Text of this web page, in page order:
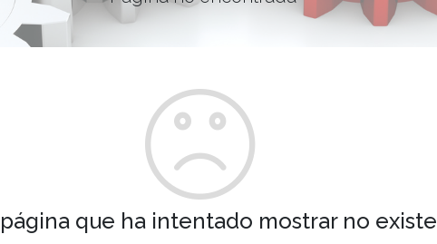
que ha intentado mostrar no existe